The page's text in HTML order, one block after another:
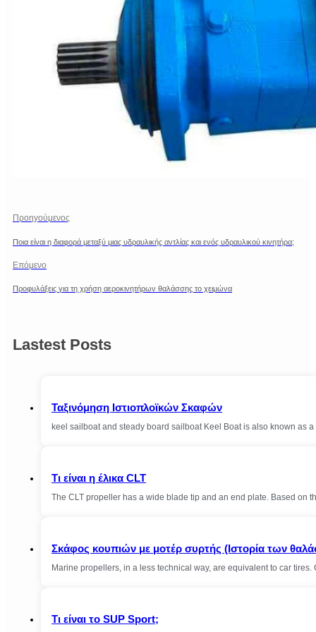
Προηγούμενος
Ποια είναι η διαφορά μεταξύ μιας υδραυλικής αντλίας και ενός υδραυλικού κινητήρα;
Επόμενο
Προφυλάξεις για τη χρήση αεροκινητήρων θαλάσσης το χειμώνα
Lastest Posts
Ταξινόμηση Ιστιοπλοϊκών Σκαφών
keel sailboat and steady board sailboat Keel Boat is also known as
Τι είναι η έλικα CLT
The CLT propeller has a wide blade tip and an end plate. Based on
Σκάφος κουπιών με μοτέρ συρτής (Ιστορία των
Marine propellers, in a less technical way, are equivalent to car
Τι είναι το SUP Sport;